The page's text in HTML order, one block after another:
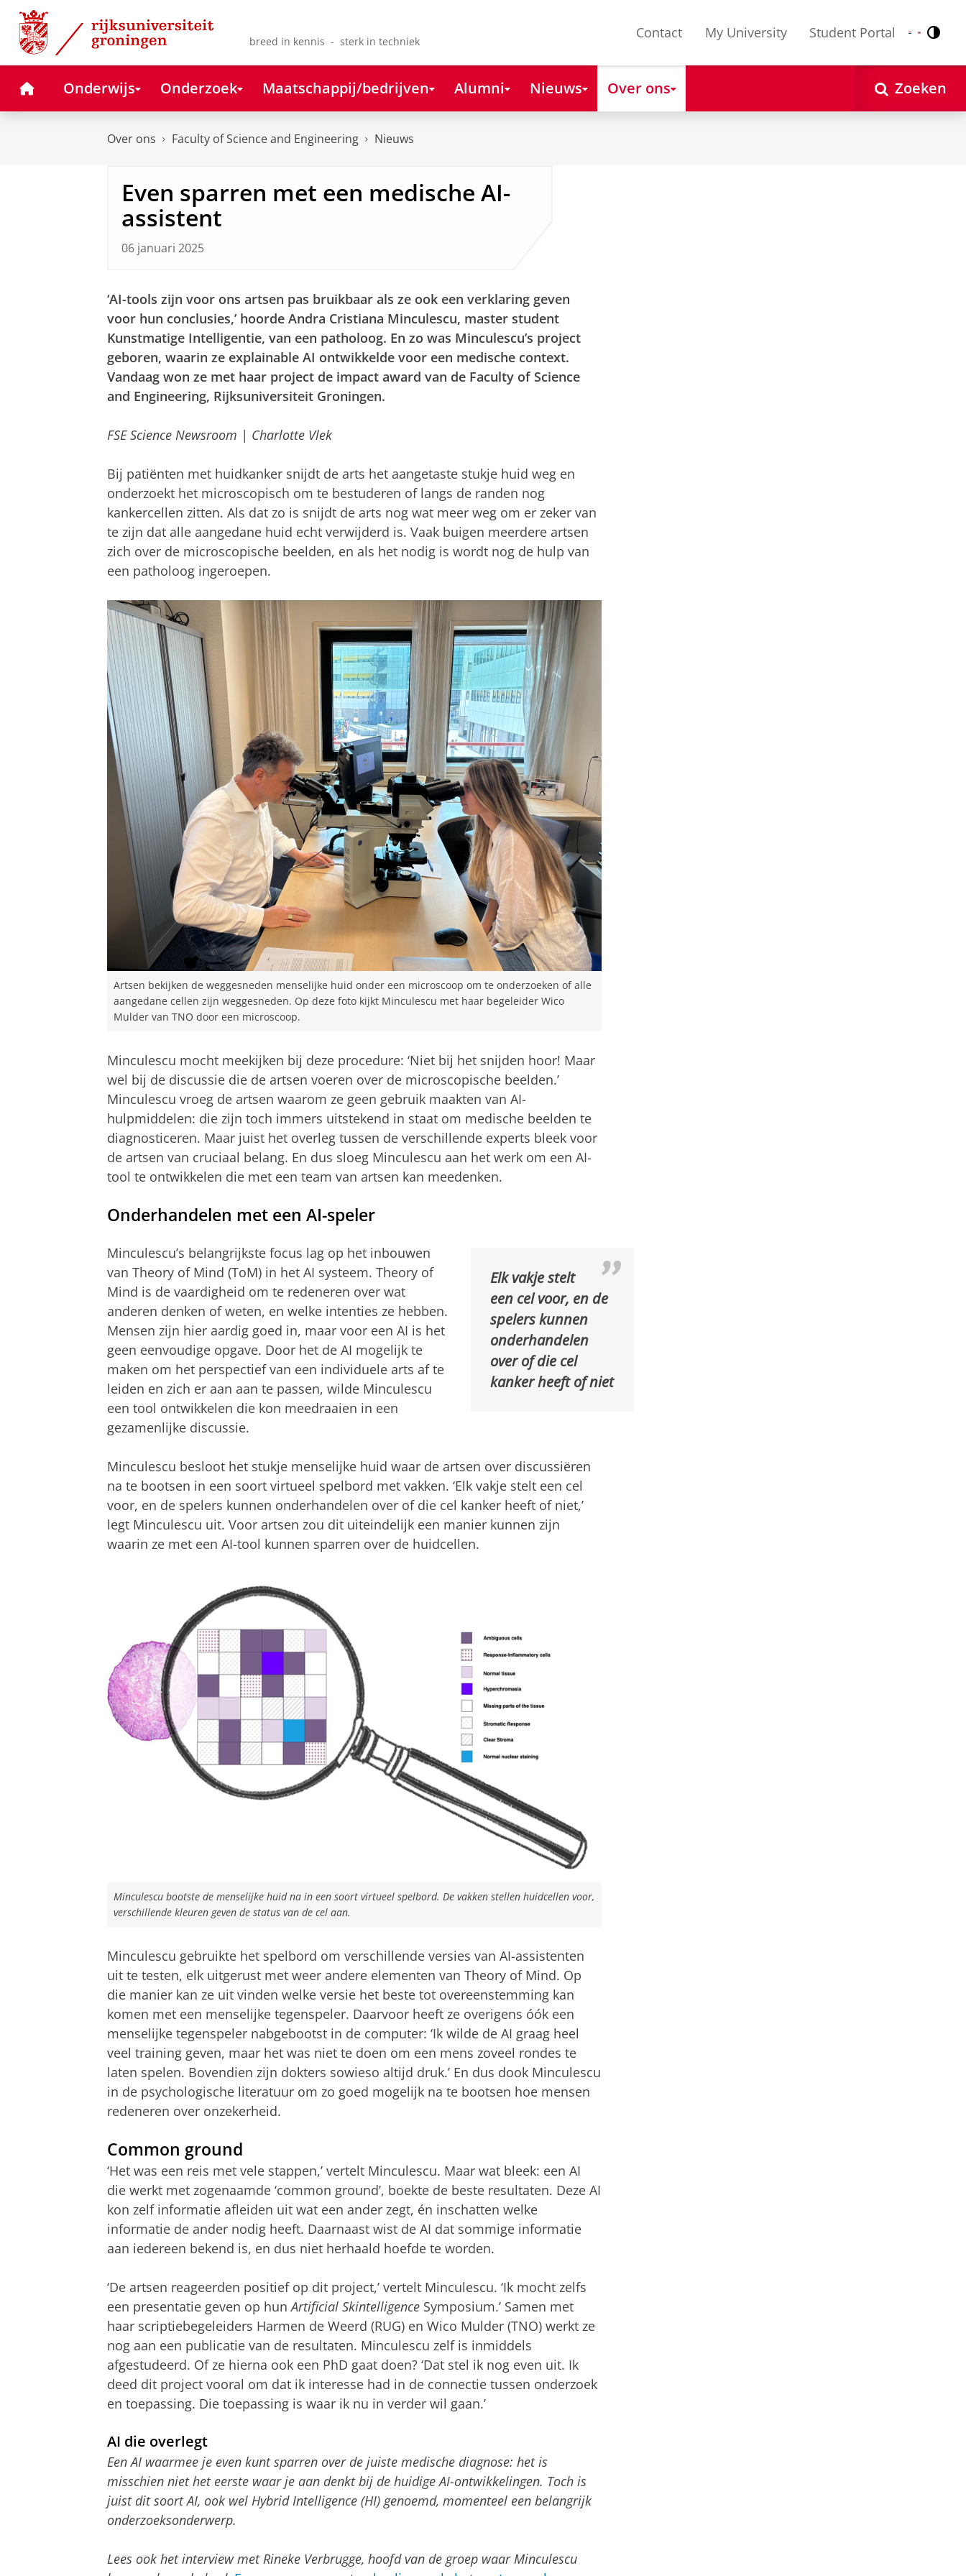
Skip
Content
Skip
Navigation
breed in kennis - sterk in techniek
Contact My University Student Portal Nederlands
English
HomeOnderwijs Onderzoek Maatschappij/bedrijven Alumni Nieuws Over ons Zoeken
Over ons Faculty of Science and Engineering Nieuws
Even sparren met een medische AI-
assistent
06 januari 2025
‘AI-tools zijn voor ons artsen pas bruikbaar als ze ook een verklaring geven
voor hun conclusies,’ hoorde Andra Cristiana Minculescu, master student
Kunstmatige Intelligentie, van een patholoog. En zo was Minculescu’s project
geboren, waarin ze explainable AI ontwikkelde voor een medische context.
Vandaag won ze met haar project de impact award van de Faculty of Science
and Engineering, Rijksuniversiteit Groningen.
FSE Science Newsroom | Charlotte Vlek
Bij patiënten met huidkanker snijdt de arts het aangetaste stukje huid weg en
onderzoekt het microscopisch om te bestuderen of langs de randen nog
kankercellen zitten. Als dat zo is snijdt de arts nog wat meer weg om er zeker van
te zijn dat alle aangedane huid echt verwijderd is. Vaak buigen meerdere artsen
zich over de microscopische beelden, en als het nodig is wordt nog de hulp van
een patholoog ingeroepen.
Artsen bekijken de weggesneden menselijke huid onder een microscoop om te onderzoeken of alle
aangedane cellen zijn weggesneden. Op deze foto kijkt Minculescu met haar begeleider Wico
Mulder van TNO door een microscoop.
Minculescu mocht meekijken bij deze procedure: ‘Niet bij het snijden hoor! Maar
wel bij de discussie die de artsen voeren over de microscopische beelden.’
Minculescu vroeg de artsen waarom ze geen gebruik maakten van AI-
hulpmiddelen: die zijn toch immers uitstekend in staat om medische beelden te
diagnosticeren. Maar juist het overleg tussen de verschillende experts bleek voor
de artsen van cruciaal belang. En dus sloeg Minculescu aan het werk om een AI-
tool te ontwikkelen die met een team van artsen kan meedenken.
Onderhandelen met een AI-speler
Elk vakje stelt
een cel voor, en de
spelers kunnen
onderhandelen
over of die cel
kanker heeft of niet
Minculescu’s belangrijkste focus lag op het inbouwen
van Theory of Mind (ToM) in het AI systeem. Theory of
Mind is de vaardigheid om te redeneren over wat
anderen denken of weten, en welke intenties ze hebben.
Mensen zijn hier aardig goed in, maar voor een AI is het
geen eenvoudige opgave. Door het de AI mogelijk te
maken om het perspectief van een individuele arts af te
leiden en zich er aan aan te passen, wilde Minculescu
een tool ontwikkelen die kon meedraaien in een
gezamenlijke discussie.
Minculescu besloot het stukje menselijke huid waar de artsen over discussiëren
na te bootsen in een soort virtueel spelbord met vakken. ‘Elk vakje stelt een cel
voor, en de spelers kunnen onderhandelen over of die cel kanker heeft of niet,’
legt Minculescu uit. Voor artsen zou dit uiteindelijk een manier kunnen zijn
waarin ze met een AI-tool kunnen sparren over de huidcellen.
Minculescu bootste de menselijke huid na in een soort virtueel spelbord. De vakken stellen huidcellen voor,
verschillende kleuren geven de status van de cel aan.
Minculescu gebruikte het spelbord om verschillende versies van AI-assistenten
uit te testen, elk uitgerust met weer andere elementen van Theory of Mind. Op
die manier kan ze uit vinden welke versie het beste tot overeenstemming kan
komen met een menselijke tegenspeler. Daarvoor heeft ze overigens óók een
menselijke tegenspeler nabgebootst in de computer: ‘Ik wilde de AI graag heel
veel training geven, maar het was niet te doen om een mens zoveel rondes te
laten spelen. Bovendien zijn dokters sowieso altijd druk.’ En dus dook Minculescu
in de psychologische literatuur om zo goed mogelijk na te bootsen hoe mensen
redeneren over onzekerheid.
Common ground
‘Het was een reis met vele stappen,’ vertelt Minculescu. Maar wat bleek: een AI
die werkt met zogenaamde ‘common ground’, boekte de beste resultaten. Deze AI
kon zelf informatie afleiden uit wat een ander zegt, én inschatten welke
informatie de ander nodig heeft. Daarnaast wist de AI dat sommige informatie
aan iedereen bekend is, en dus niet herhaald hoefde te worden.
‘De artsen reageerden positief op dit project,’ vertelt Minculescu. ‘Ik mocht zelfs
een presentatie geven op hunArtificial Skintelligence Symposium.’ Samen met
haar scriptiebegeleiders Harmen de Weerd (RUG) en Wico Mulder (TNO) werkt ze
nog aan een publicatie van de resultaten. Minculescu zelf is inmiddels
afgestudeerd. Of ze hierna ook een PhD gaat doen? ‘Dat stel ik nog even uit. Ik
deed dit project vooral om dat ik interesse had in de connectie tussen onderzoek
en toepassing. Die toepassing is waar ik nu in verder wil gaan.’
AI die overlegt
Een AI waarmee je even kunt sparren over de juiste medische diagnose: het is
misschien niet het eerste waar je aan denkt bij de huidige AI-ontwikkelingen. Toch is
juist dit soort AI, ook wel Hybrid Intelligence (HI) genoemd, momenteel een belangrijk
onderzoeksonderwerp.
Lees ook het interview met Rineke Verbrugge, hoofd van de groep waar Minculescu